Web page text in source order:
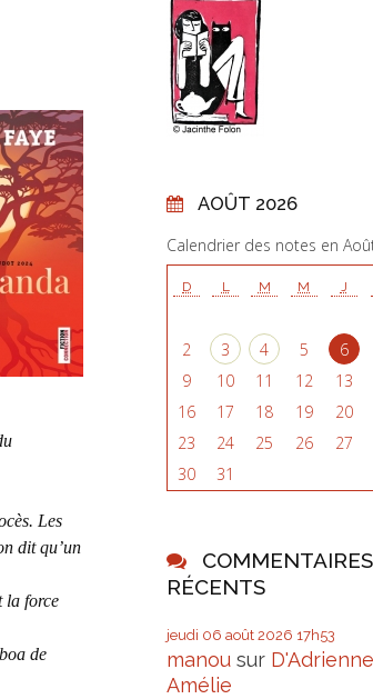
Les
dit qu’un
la force
de
AOÛT 2026
Calendrier des notes en
D L M M J
2
3 4 5 6
9
10 11 12 13
16
17 18 19 20
23
24 25 26 27
30
31
COMMENTAIRES
RÉCENTS
jeudi 06 août 2026 17h53
manousur
Amélie